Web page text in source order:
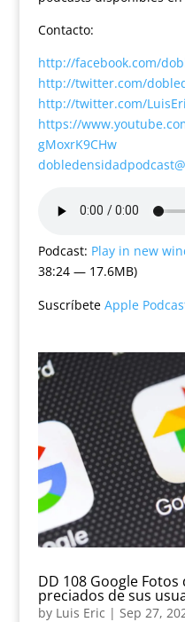
Contacto:
http://facebook.com/
http://twitter.com/
http://twitter.com/
https://
gMoxrK9CHw
Podcast: Play in new
38:24 — 17.6MB)
Suscríbete Apple
DD 108 Google
preciados de sus
by Luis Eric | Sep 27,